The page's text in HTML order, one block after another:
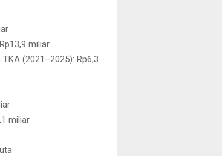
miliar
(2021–2025): Rp6,3
miliar